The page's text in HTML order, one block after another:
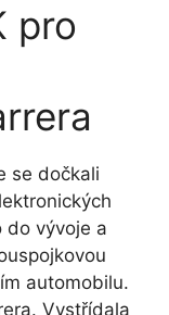
pro
se dočkali
do vývoje a
automobilu.
Vystřídala